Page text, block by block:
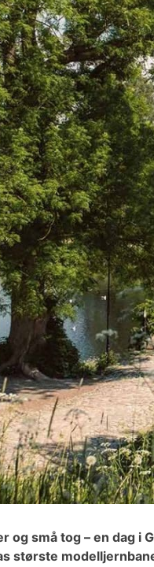
og små tog – en dag
største